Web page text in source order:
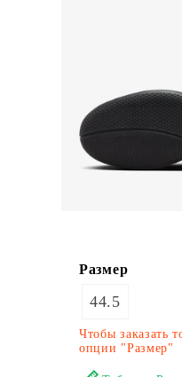
Размер
44.5
Чтобы заказать
опции "Размер"